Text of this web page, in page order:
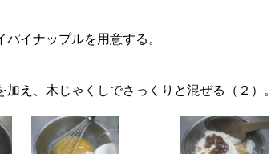
イナップルを用意する。
え、木じゃくしでさっくりと混ぜる（２）。